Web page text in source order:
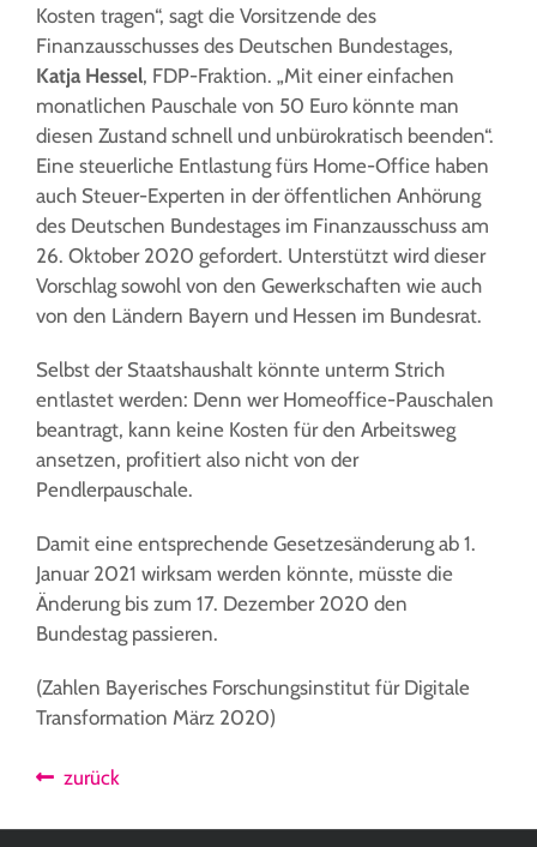
Kosten tragen“, sagt die Vorsitzende des
Finanzausschusses des Deutschen Bundestages,
Katja Hessel, FDP-Fraktion. „Mit einer einfachen
monatlichen Pauschale von 50 Euro könnte man
diesen Zustand schnell und unbürokratisch beenden“.
Eine steuerliche Entlastung fürs Home-Office haben
auch Steuer-Experten in der öffentlichen Anhörung
des Deutschen Bundestages im Finanzausschuss am
26. Oktober 2020 gefordert. Unterstützt wird dieser
Vorschlag sowohl von den Gewerkschaften wie auch
von den Ländern Bayern und Hessen im Bundesrat.
Selbst der Staatshaushalt könnte unterm Strich
entlastet werden: Denn wer Homeoffice-Pauschalen
beantragt, kann keine Kosten für den Arbeitsweg
ansetzen, profitiert also nicht von der
Pendlerpauschale.
Damit eine entsprechende Gesetzesänderung ab 1.
Januar 2021 wirksam werden könnte, müsste die
Änderung bis zum 17. Dezember 2020 den
Bundestag passieren.
(Zahlen Bayerisches Forschungsinstitut für Digitale
Transformation März 2020)
zurück